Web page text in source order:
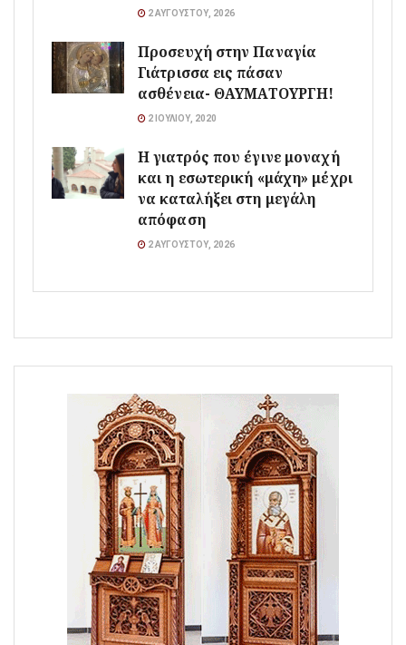
2 ΑΥΓΟΎΣΤΟΥ, 2026
Προσευχή στην Παναγία
Γιάτρισσα εις πάσαν
ασθένεια- ΘΑΥΜΑΤΟΥΡΓΗ!
2 ΙΟΥΛΊΟΥ, 2020
Η γιατρός που έγινε μοναχή
και η εσωτερική «μάχη» μέχρι
να καταλήξει στη μεγάλη
απόφαση
2 ΑΥΓΟΎΣΤΟΥ, 2026